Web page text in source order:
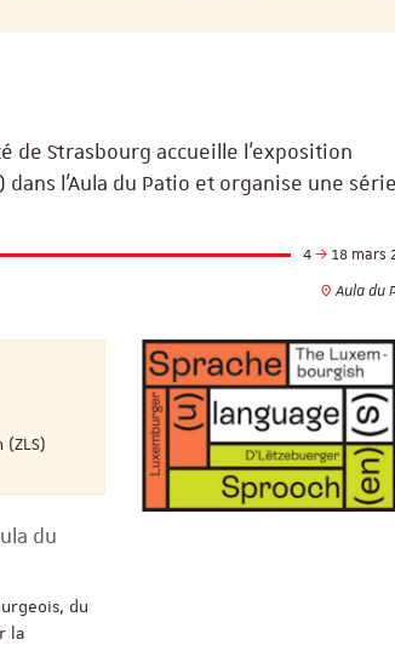
de Strasbourg accueille l’exposition
l’Aula du Patio et organise une
4
18 mars
Aula du
du
du
la